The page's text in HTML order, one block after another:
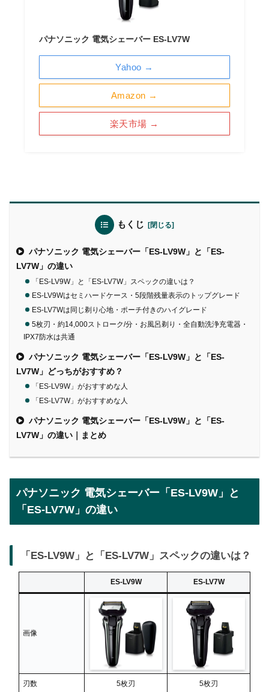
パナソニック 電気シェーバー ES-LV7W
Amazon →
楽天市場 →
Yahoo →
もくじ
パナソニック 電気シェーバー「ES-LV9W」と「ES-
LV7W」の違い
「ES-LV9W」と「ES-LV7W」スペックの違いは？
ES-LV9Wはセミハードケース・5段階残量表示のトップグレード
ES-LV7Wは同じ剃り心地・ポーチ付きのハイグレード
5枚刃・約14,000ストローク/分・お風呂剃り・全自動洗浄充電器・
IPX7防水は共通
パナソニック 電気シェーバー「ES-LV9W」と「ES-
LV7W」どっちがおすすめ？
「ES-LV9W」がおすすめな人
「ES-LV7W」がおすすめな人
パナソニック 電気シェーバー「ES-LV9W」と「ES-
LV7W」の違い｜まとめ
パナソニック 電気シェーバー「ES-LV9W」と
「ES-LV7W」の違い
「ES-LV9W」と「ES-LV7W」スペックの違いは？
ES-LV9W ES-LV7W
画像
刃数 5枚刃 5枚刃